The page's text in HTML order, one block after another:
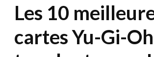
Les 10
cartes Yu-Gi-